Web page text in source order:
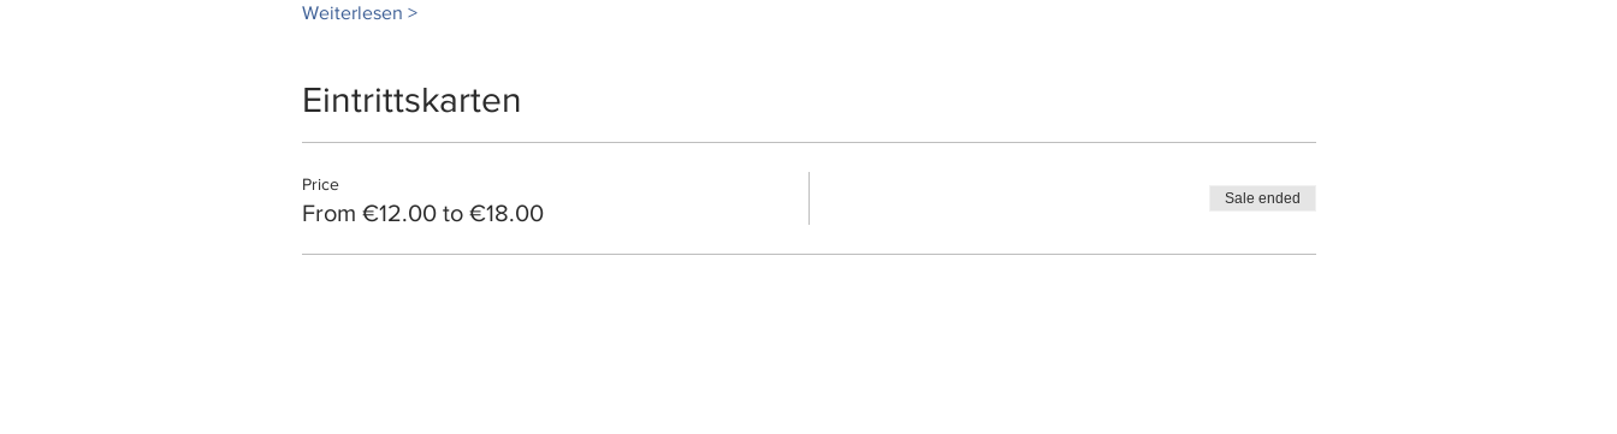
Weiterlesen >
Eintrittskarten
Price
From €12.00 to €18.00
Sale ended